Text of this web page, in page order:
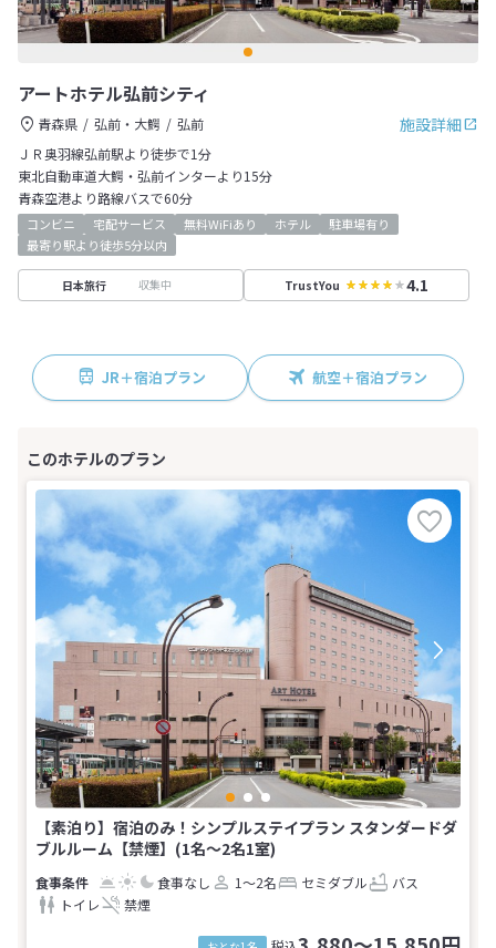
アートホテル弘前シティ
施設詳細
青森県 弘前・大鰐
弘前
ＪＲ奥羽線弘前駅より徒歩で1分
東北自動車道大鰐・弘前インターより15分
青森空港より路線バスで60分
コンビニ 宅配サービス 無料WiFiあり ホテル
駐車場有り
最寄り駅より徒歩5分以内
日本旅行 収集中 TrustYou 4.1
JR＋宿泊プラン 航空＋宿泊プラン
【素泊り】宿泊のみ！シンプルステイプラン スタンダードダ
ブルルーム【禁煙】(1名～2名1室)
食事なし 1～2名 セミダブル
バス
トイレ
禁煙